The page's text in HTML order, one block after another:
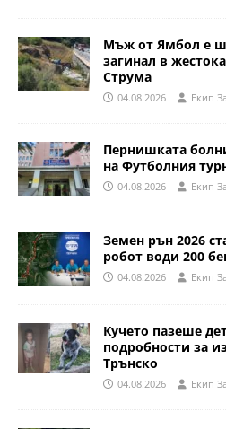
Мъж от Ямбол е
загинал в
Струма
04.08.2026 Eкип
Пернишката
на Футболния
04.08.2026 Eкип
Земен рън 2026
робот води 200
04.08.2026 Eкип
Кучето пазеше
подробности за
Трънско
04.08.2026 Eкип